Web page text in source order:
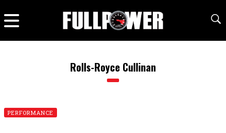
Rolls-Royce Cullinan
PERFORMANCE